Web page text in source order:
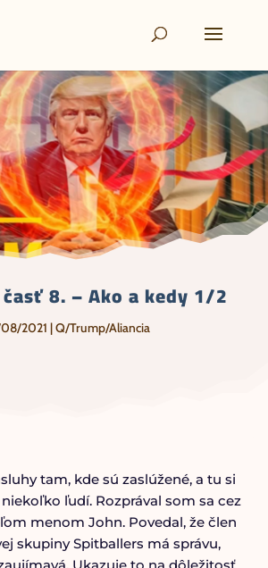
8. – Ako a kedy 1/2
2021 |Q/Trump/Aliancia
tam, kde sú zaslúžené, a tu si
ľudí. Rozprával som sa cez
menom John. Povedal, že člen
skupiny Spitballers má správu,